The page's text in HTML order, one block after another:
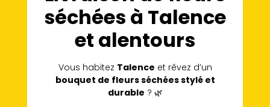
séchées à Talence
et alentours
Vous habitez Talence et rêvez d’un
bouquet de fleurs séchées stylé et
durable ? 🌿